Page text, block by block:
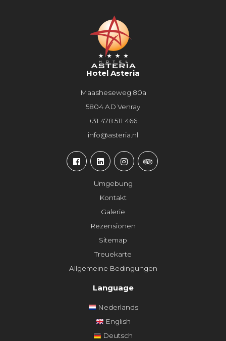
Hotel Asteria
Maasheseweg 80a
5804 AD Venray
+31 478 511 466
info@asteria.nl
Umgebung
Kontakt
Galerie
Rezensionen
Sitemap
Treuekarte
Allgemeine Bedingungen
Language
Nederlands
English
Deutsch